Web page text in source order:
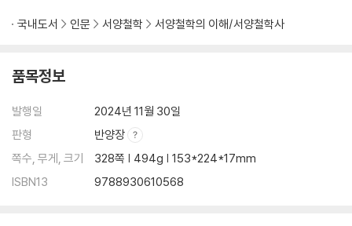
5. 우리는 무엇을 알 수 있는가 (1)
2) 시간과 공간 그리고 자연과학의 세계 142
4) 독단적 지성과 비판적 지성 148
5) 공간과 시간 151
6) 전통 형이상학의 문제점 158
7) 비판적 고찰 159
국내도서 인문 서양철학 서양철학의 이해/서양철학사
품목정보
발행일
2024년 11월 30일
판형
반양장
쪽수, 무게, 크기
328쪽 | 494g | 153*224*17mm
ISBN13
9788930610568